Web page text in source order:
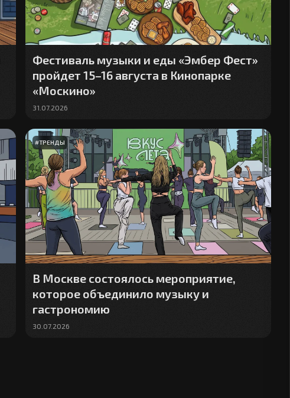
Фестиваль музыки и еды «Эмбер Фест»
пройдет 15–16 августа в Кинопарке
«Москино»
31.07.2026
#ТРЕНДЫ
В Москве состоялось мероприятие,
которое объединило музыку и
гастрономию
30.07.2026